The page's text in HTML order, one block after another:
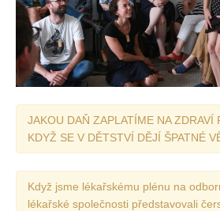
Vydání 4-2016
Archiv
EDITOŘI
Pokyny pro
ARCHIV
JAKOU DAŇ ZAPLATÍME NA ZDRAVÍ
KDYŽ SE V DĚTSTVÍ DĚJÍ ŠPATNÉ
Když jsme lékařskému plénu na
lékařské společnosti představovali